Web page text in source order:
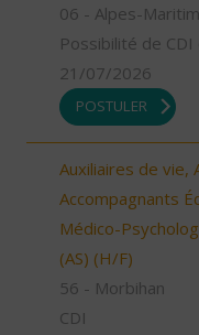
06 - Alpes-
Possibilité de CDI
21/07/2026
POSTULER
Auxiliaires de vie,
Accompagnants
Médico-
(AS) (H/F)
56 - Morbihan
CDI